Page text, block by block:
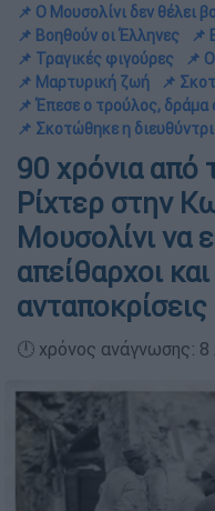
📌 Ο Μουσολίνι δεν θέλει
📌 Βοηθούν οι Έλληνες
📌
📌 Τραγικές φιγούρες
📌
📌 Μαρτυρική ζωή
📌
📌 Έπεσε ο τρούλος, δράμα
📌 Σκοτώθηκε η
90 χρόνια από
Ρίχτερ στην
Μουσολίνι να
απείθαρχοι
🕛 χρόνος ανάγνωσης: